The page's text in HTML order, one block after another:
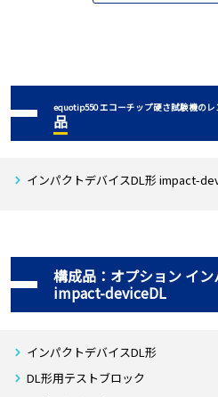
取扱説明書
equotip550 エコーチップ硬さ試験機のレ
品
インパクトデバイスDL形 impact-
構成品：オプション イ
impact-deviceDL
インパクトデバイスDL形
DL形用テストブロック